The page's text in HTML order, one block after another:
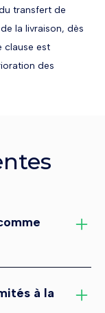
transfert de
la livraison, dès
clause est
des
matériaux sans
1975. En
à la